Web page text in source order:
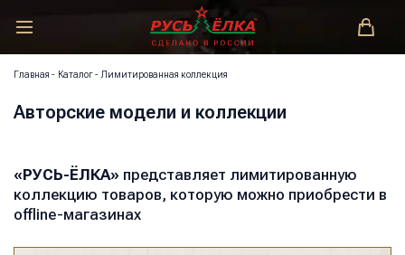
РУСЬ-ЁЛКА – ЗАКОНОДАТЕЛЬ МОДЫ!
Главная - Каталог- Лимитированная коллекция
Авторские модели и коллекции
«РУСЬ-ЁЛКА» представляет лимитированную
коллекцию товаров, которую можно приобрести в
offline-магазинах